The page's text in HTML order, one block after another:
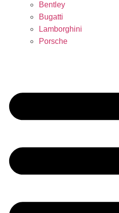
Bentley
Bugatti
Lamborghini
Porsche